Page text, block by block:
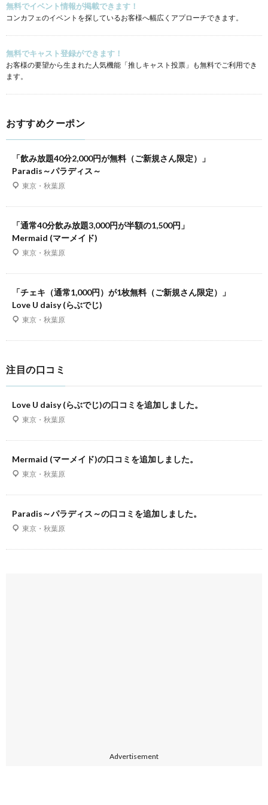
無料でイベント情報が掲載できます！
コンカフェのイベントを探しているお客様へ幅広くアプローチできます。
無料でキャスト登録ができます！
お客様の要望から生まれた人気機能「推しキャスト投票」も無料でご利用でき
ます。
おすすめクーポン
「飲み放題40分2,000円が無料（ご新規さん限定）」
Paradis～パラディス～
東京・秋葉原
「通常40分飲み放題3,000円が半額の1,500円」
Mermaid (マーメイド)
東京・秋葉原
「チェキ（通常1,000円）が1枚無料（ご新規さん限定）」
Love U daisy (らぶでじ)
東京・秋葉原
注目の口コミ
Love U daisy (らぶでじ)の口コミを追加しました。
東京・秋葉原
Mermaid (マーメイド)の口コミを追加しました。
東京・秋葉原
Paradis～パラディス～の口コミを追加しました。
東京・秋葉原
Advertisement